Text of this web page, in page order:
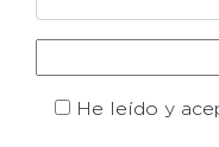
He leído y